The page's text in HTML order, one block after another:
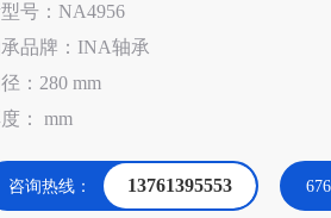
号：NA4956
品牌：INA轴承
：280 mm
： mm
咨询热线： 13761395553